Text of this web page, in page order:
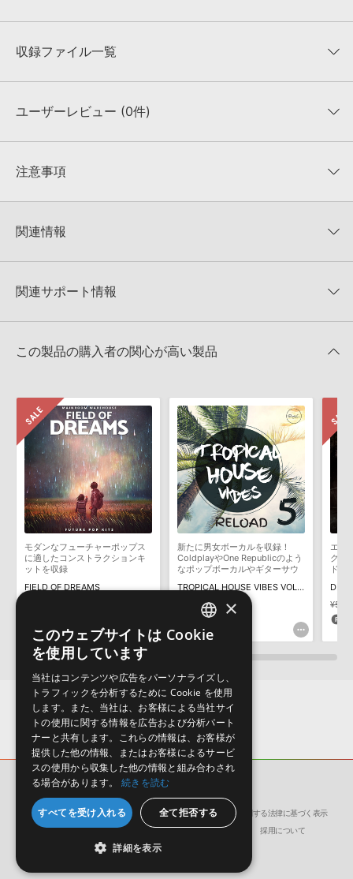
収録ファイル一覧
収録ファイル一覧
ユーザーレビュー (0件)
★★★★★
★5
★4
★1
0%
注意事項
KONTAKTフォーマットは、
でお使いいただけます。無償版のKONTAKT PLAYERではお使いい
4GBを超えるデータに関するご注意：
FAT32でフォーマットされた
きます際には、NTFSやHFS＋でフォーマットされたHDDをご用意
いただく必要がございます。
知らせするメールの2通が送信されます。メールに記載されており
ます説明に沿って、製品のダウンロード／導入を行って下さい。
サンプルパック製品には、原則として日本語版操作マニュアルをご
用意しておりません。ご購入後のご不明点や詳細に関するお問い合
わせなどは テクニカルサポート
までご連絡ください。
デモソングは、製品収録サウンドを使ってできることを紹介するた
めのデモンストレーション用の楽曲です。原則として、デモソング
そのものをお使いいただくことはできません。また、デモソングを
構成する全てのサウンドが、サンプルパックに含まれていることを
保証するものではありません。
しかねます。
関連情報
50%OFF！サマーセール！
関連サポート情報
2022.06.06
2022.06.06
加方法
マークのついた情報は、該当する製品のご購入ユーザー様専用となって
おります。ご覧頂くには、該当する製品をご購入頂く必要がございます。
TRAPMOSのサポート情報
この製品の購入者の関心が高い製品
モダンなフューチャーポップス
に適したコンストラクションキ
ットを収録
FIELD OF DREAMS
新たに男女ボーカルを収録！
ColdplayやOne Republicのよう
なポップボーカルやギターサウ
TROPICAL HOUSE VIBES VOL 5 RELOAD
¥4,873
243pt
エレ
ク向
ドを
サンプルパック
会社概要 環境保護（CSR）への取り組み
特定商取引に関する法律に基づく表示
サイト動作環境
利用規約 個人情報の保護について 採用について
ENGLISH
×
このウェブサイトは Cookie
を使用しています
当社はコンテンツや広告をパーソナライズし、
トラフィックを分析するために Cookie を使用
します。また、当社は、お客様による当社サイ
トの使用に関する情報を広告および分析パート
ナーと共有します。これらの情報は、お客様が
提供した他の情報、またはお客様によるサービ
スの使用から収集した他の情報と組み合わされ
る場合があります。
続きを読む
すべてを受け入れる 全て拒否する
詳細を表示